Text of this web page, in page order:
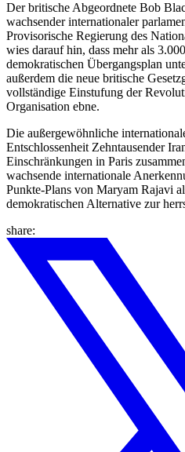
Der britische Abgeordnete Bob
wachsender internationaler
Provisorische Regierung des
wies darauf hin, dass mehr als
demokratischen Übergangsplan
außerdem die neue britische
vollständige Einstufung der
Organisation ebne.
Die außergewöhnliche
Entschlossenheit Zehntausender
Einschränkungen in Paris
wachsende internationale
Punkte-Plans von Maryam Rajavi
demokratischen Alternative zur
share: